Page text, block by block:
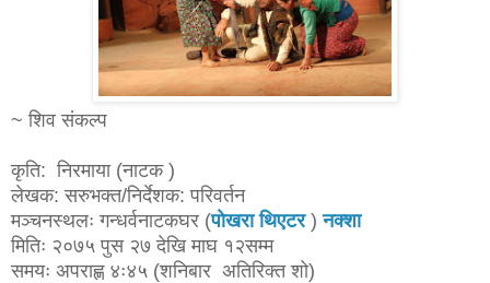
~ शिव संकल्प
कृति:निरमाया (नाटक )
लेखक: सरुभक्त/निर्देशक: परिवर्तन
मञ्चनस्थलः गन्धर्वनाटकघर (पाेखरा थिएटर )नक्शा
मितिः २०७५ पुस २७ देखि माघ १२सम्म
समयः अपराह्ण ४ः४५ (शनिबार अतिरिक्त शो)